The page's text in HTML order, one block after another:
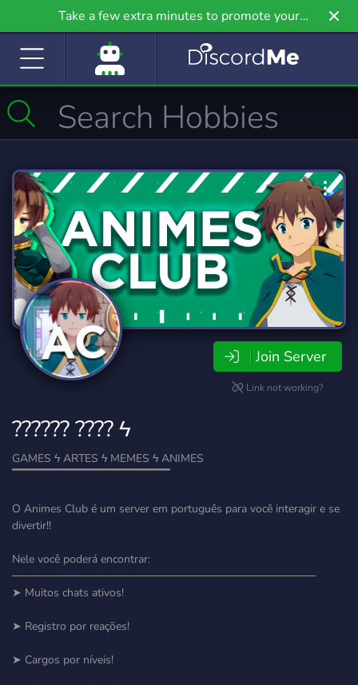
Take a few extra minutes to promote your
community even further on Griv.io, our newest
Join Server
Link not working?
?????? ???? ϟ
GAMES ϟ ARTES ϟ MEMES ϟ ANIMES
▔▔▔▔▔▔▔▔▔▔▔▔▔▔▔▔▔▔
O Animes Club é um server em português para você interagir e se
divertir!!
Nele você poderá encontrar:
──────────────────────────────────────
➤ Muitos chats ativos!
➤ Registro por reações!
➤ Cargos por níveis!